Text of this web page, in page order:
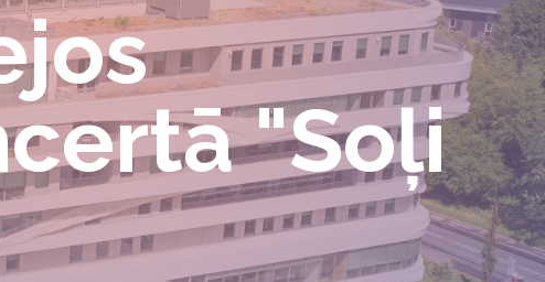
"Soļi